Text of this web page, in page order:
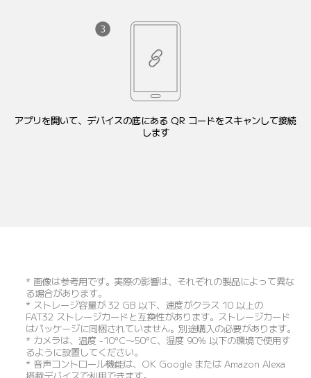
アプリを開いて、デバイスの底にある QR コードをスキャンして接続
します
* 画像は参考用です。実際の影響は、それぞれの製品によって異な
る場合があります。
* ストレージ容量が 32 GB 以下、速度がクラス 10 以上の
FAT32 ストレージカードと互換性があります。ストレージカード
はパッケージに同梱されていません。別途購入の必要があります。
* カメラは、温度 -10°C～50°C、湿度 90% 以下の環境で使用す
るように設置してください。
* 音声コントロール機能は、OK Google または Amazon Alexa